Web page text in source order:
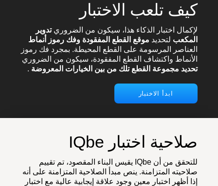
كيف تلعب الاختبار
لإكمال اختبار الذكاء هذا، سيكون من الضروري تدوير
المكعبلتحديدموقع القطع المفقودة وفك رموز أنماط
العناصر المرسومة على القطع المحيطة. بمجرد فك رموز
الأنماط واكتشاف القطع المفقودة، سيكون من الضروري
تحديد مجموعة القطع تلك من بين الخيارات المعروضة.
ابدأ الاختبار
صلاحية اختبار IQbe
للتحقق من أن IQbe يقيس البناء المقصود، تم تقييم
صلاحيته المتزامنة. ينص مبدأ الصلاحية المتزامنة على أنه
إذا أظهر اختبار معين وجود علاقة إيجابية عالية مع اختبار